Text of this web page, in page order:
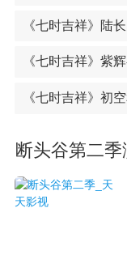
《七时吉祥》陆
《七时吉祥》紫
《七时吉祥》初
断头谷第二季